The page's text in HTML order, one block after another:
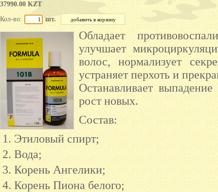
37990.00 KZT
Кол-во: шт.
Обладает
улучшает
волос, нормализует
устраняет перхоть и
Останавливает
рост новых.
Состав:
Этиловый спирт;
Вода;
Корень Ангелики;
Корень Пиона белого;